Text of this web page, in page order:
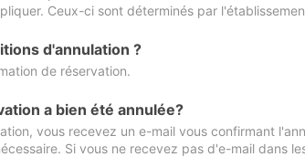
Ceux-ci sont déterminés par
d'annulation ?
de réservation.
a bien été annulée?
vous recevez un e-mail vous confirmant
Si vous ne recevez pas d'e-mail dans